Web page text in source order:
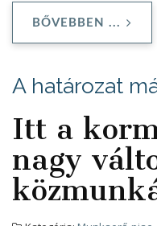
BŐVEBBEN ...
A határozat
Itt a
nagy